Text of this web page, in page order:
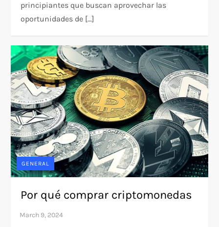
principiantes que buscan aprovechar las
oportunidades de […]
GENERAL
Por qué comprar criptomonedas